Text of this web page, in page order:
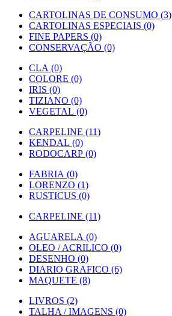
CARTOLINAS DE CONSUMO (3)
CARTOLINAS ESPECIAIS (0)
FINE PAPERS (0)
CONSERVAÇÃO (0)
CLA (0)
COLORE (0)
IRIS (0)
TIZIANO (0)
VEGETAL (0)
CARPELINE (11)
KENDAL (0)
RODOCARP (0)
FABRIA (0)
LORENZO (1)
RUSTICUS (0)
CARPELINE (11)
AGUARELA (0)
OLEO / ACRILICO (0)
DESENHO (0)
DIARIO GRAFICO (6)
MAQUETE (8)
LIVROS (2)
TALHA / IMAGENS (0)